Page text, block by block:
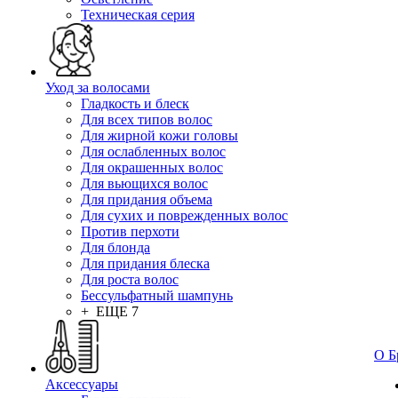
Техническая серия
Уход за волосами
Гладкость и блеск
Для всех типов волос
Для жирной кожи головы
Для ослабленных волос
Для окрашенных волос
Для вьющихся волос
Для придания объема
Для сухих и поврежденных волос
Против перхоти
Для блонда
Для придания блеска
Для роста волос
Бессульфатный шампунь
+ ЕЩЕ 7
Аксессуары
О